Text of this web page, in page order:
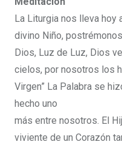
La Liturgia nos lleva hoy
divino Niño,
Dios, Luz de Luz, Dios
cielos, por nosotros los
Virgen” La Palabra se
hecho uno
más entre nosotros. El
viviente de un Corazón